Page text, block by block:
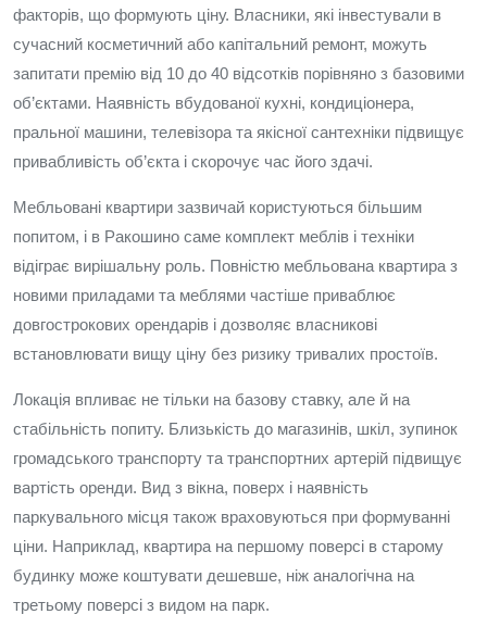
факторів, що формують ціну. Власники, які інвестували в
сучасний косметичний або капітальний ремонт, можуть
запитати премію від 10 до 40 відсотків порівняно з базовими
об’єктами. Наявність вбудованої кухні, кондиціонера,
пральної машини, телевізора та якісної сантехніки підвищує
привабливість об’єкта і скорочує час його здачі.
Мебльовані квартири зазвичай користуються більшим
попитом, і в Ракошино саме комплект меблів і техніки
відіграє вирішальну роль. Повністю мебльована квартира з
новими приладами та меблями частіше приваблює
довгострокових орендарів і дозволяє власникові
встановлювати вищу ціну без ризику тривалих простоїв.
Локація впливає не тільки на базову ставку, але й на
стабільність попиту. Близькість до магазинів, шкіл, зупинок
громадського транспорту та транспортних артерій підвищує
вартість оренди. Вид з вікна, поверх і наявність
паркувального місця також враховуються при формуванні
ціни. Наприклад, квартира на першому поверсі в старому
будинку може коштувати дешевше, ніж аналогічна на
третьому поверсі з видом на парк.